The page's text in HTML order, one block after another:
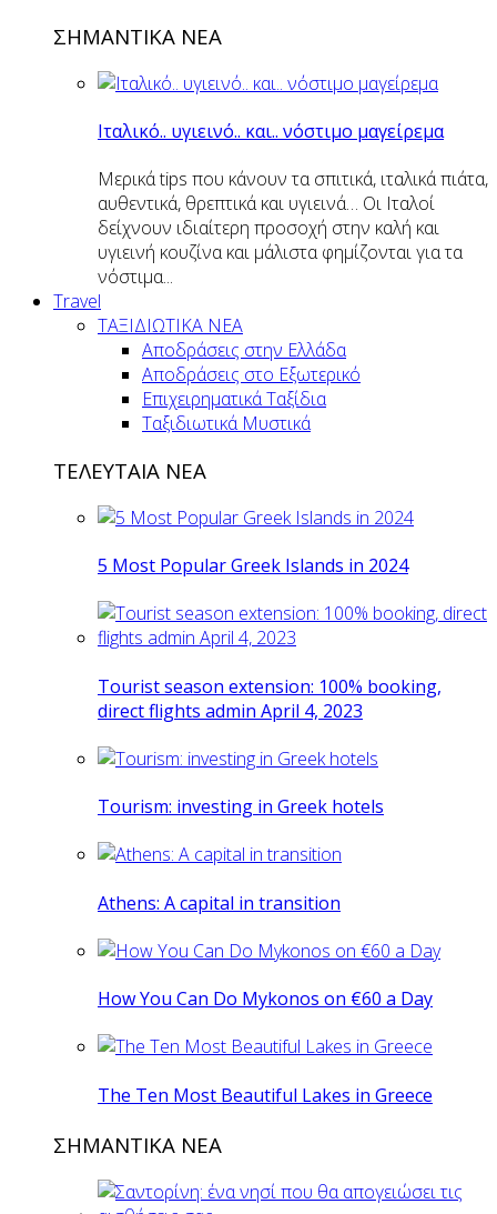
ΣΗΜΑΝΤΙΚΑ ΝΕΑ
Ιταλικό.. υγιεινό.. και.. νόστιμο μαγείρεμα
Μερικά tips που κάνουν τα σπιτικά, ιταλικά πιάτα,
αυθεντικά, θρεπτικά και υγιεινά… Οι Ιταλοί
δείχνουν ιδιαίτερη προσοχή στην καλή και
υγιεινή κουζίνα και μάλιστα φημίζονται για τα
νόστιμα...
Travel
ΤΑΞΙΔΙΩΤΙΚΑ ΝΕΑ
Αποδράσεις στην Ελλάδα
Αποδράσεις στο Εξωτερικό
Επιχειρηματικά Ταξίδια
Ταξιδιωτικά Μυστικά
ΤΕΛΕΥΤΑΙΑ ΝΕΑ
5 Most Popular Greek Islands in 2024
Tourist season extension: 100% booking,
direct flights admin April 4, 2023
Tourism: investing in Greek hotels
Athens: A capital in transition
How You Can Do Mykonos on €60 a Day
The Ten Most Beautiful Lakes in Greece
ΣΗΜΑΝΤΙΚΑ ΝΕΑ